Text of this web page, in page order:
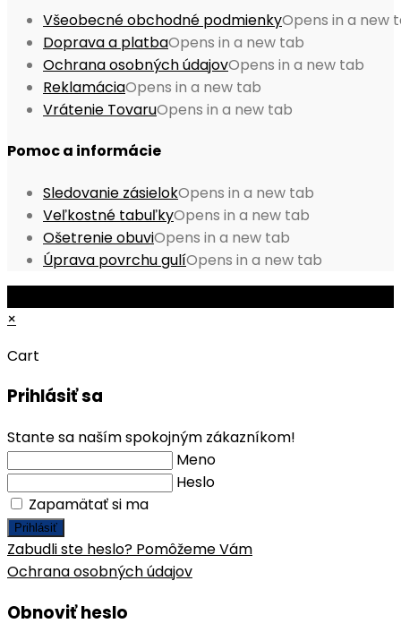
Všeobecné obchodné podmienkyOpens in a new
Doprava a platbaOpens in a new tab
Ochrana osobných údajovOpens in a new tab
ReklamáciaOpens in a new tab
Vrátenie TovaruOpens in a new tab
Pomoc a informácie
Sledovanie zásielokOpens in a new tab
Veľkostné tabuľkyOpens in a new tab
Ošetrenie obuviOpens in a new tab
Úprava povrchu gulíOpens in a new tab
×
Cart
Prihlásiť sa
Stante sa naším spokojným zákazníkom!
Meno
Heslo
Zapamätať si ma
Prihlásiť
Zabudli ste heslo? Pomôžeme Vám
Ochrana osobných údajov
Obnoviť heslo